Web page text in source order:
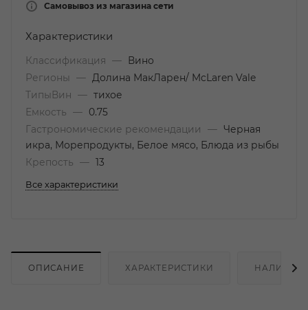
Самовывоз из магазина сети
Характеристики
Классификация —
Вино
Регионы
—
Долина МакЛарен/ McLaren Vale
ТипыВин
— тихое
Емкость
—
0.75
Гастрономические рекомендации
—
Черная
икра, Морепродукты, Белое мясо, Блюда из рыбы
Крепость
— 13
Все характеристики
ОПИСАНИЕ ХАРАКТЕРИСТИКИ НАЛИЧИЕ